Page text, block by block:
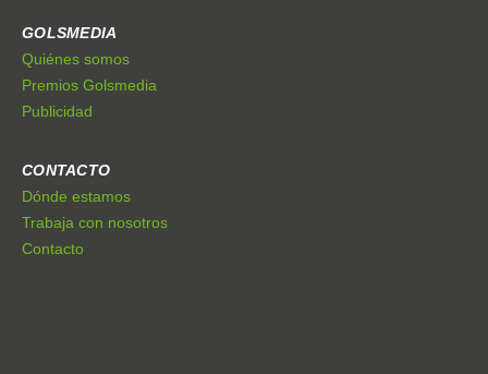
GOLSMEDIA
Quiénes somos
Premios Golsmedia
Publicidad
CONTACTO
Dónde estamos
Trabaja con nosotros
Contacto